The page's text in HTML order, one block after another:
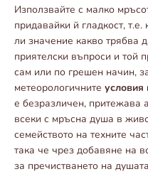
Използвайте с малко
придавайки й гладкост,
ли значение какво трябва
приятелски въпроси и той
сам или по грешен начин,
метеорологичните условия
е безразличен, притежава
всеки с мръсна душа в
семейството на техните
така че чрез добавяне на
за пречистването на